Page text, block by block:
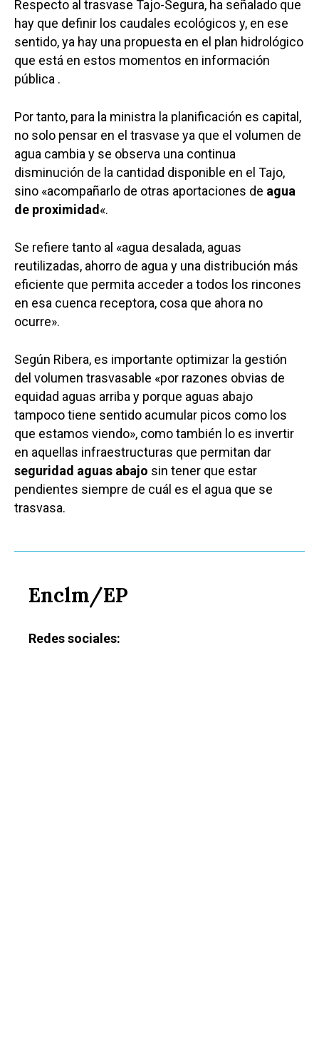
Respecto al trasvase Tajo-Segura, ha señalado que
hay que definir los caudales ecológicos y, en ese
sentido, ya hay una propuesta en el plan hidrológico
que está en estos momentos en información
pública .
Por tanto, para la ministra la planificación es capital,
no solo pensar en el trasvase ya que el volumen de
agua cambia y se observa una continua
disminución de la cantidad disponible en el Tajo,
sino «acompañarlo de otras aportaciones de agua
de proximidad«.
Se refiere tanto al «agua desalada, aguas
reutilizadas, ahorro de agua y una distribución más
eficiente que permita acceder a todos los rincones
en esa cuenca receptora, cosa que ahora no
ocurre».
Según Ribera, es importante optimizar la gestión
del volumen trasvasable «por razones obvias de
equidad aguas arriba y porque aguas abajo
tampoco tiene sentido acumular picos como los
que estamos viendo», como también lo es invertir
en aquellas infraestructuras que permitan dar
seguridad aguas abajo sin tener que estar
pendientes siempre de cuál es el agua que se
trasvasa.
Enclm/EP
Redes sociales:
Castilla-La
Toledo
Cuenca
Guadalajara
Talavera
Sanidad
Educación
Cultura
Deportes
Sucesos
Planeta Rural
Especiales
Política